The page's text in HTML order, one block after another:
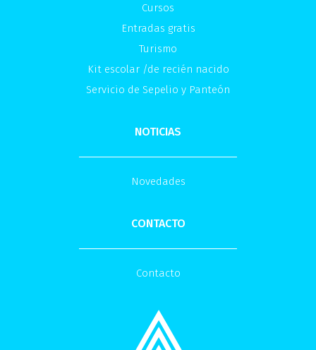
Cursos
Entradas gratis
Turismo
Kit escolar /de recién nacido
Servicio de Sepelio y Panteón
NOTICIAS
Novedades
CONTACTO
Contacto